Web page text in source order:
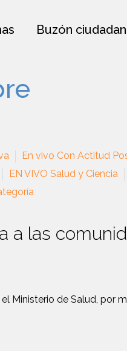
Buzón
En vivo Con Actitud
EN VIVO Salud y Ciencia
a las
Ministerio de Salud, por